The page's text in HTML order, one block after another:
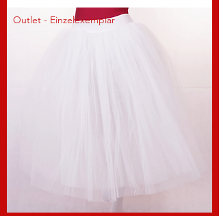
Outlet - Einzelexemplar